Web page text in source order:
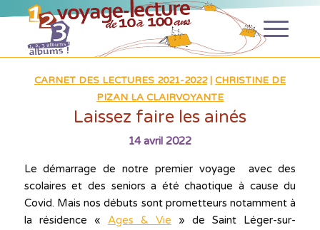
CARNET DES LECTURES 2021-2022| CHRISTINE DE
PIZAN LA CLAIRVOYANTE
Laissez faire les ainés
14 avril 2022
Le démarrage de notre premier voyage avec des
scolaires et des seniors a été chaotique à cause du
Covid. Mais nos débuts sont prometteurs notamment à
la résidence « Ages & Vie » de Saint Léger-sur-